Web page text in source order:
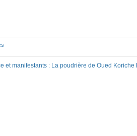
et manifestants : La poudrière de Oued Koriche